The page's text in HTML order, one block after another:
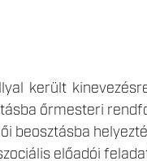
kinevezésre a
őrmesteri
beosztásba
előadói